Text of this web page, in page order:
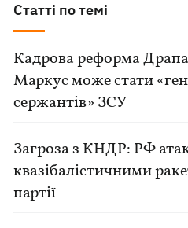
Статті по темі
Кадрова реформа
Маркус може стати
сержантів» ЗСУ
Загроза з КНДР: РФ
квазібалістичними
партії